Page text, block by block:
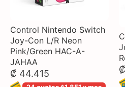
Control Nintendo Switch
Joy-Con L/R Neon
Pink/Green HAC-A-
JAHAA
₡ 44.415